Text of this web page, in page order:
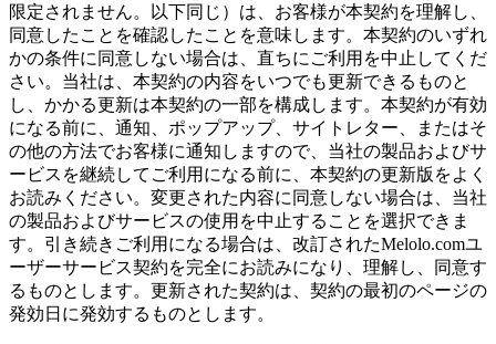
限定されません。以下同じ）は、お客様が本契約を理解し、
同意したことを確認したことを意味します。本契約のいずれ
かの条件に同意しない場合は、直ちにご利用を中止してくだ
さい。当社は、本契約の内容をいつでも更新できるものと
し、かかる更新は本契約の一部を構成します。本契約が有効
になる前に、通知、ポップアップ、サイトレター、またはそ
の他の方法でお客様に通知しますので、当社の製品およびサ
ービスを継続してご利用になる前に、本契約の更新版をよく
お読みください。変更された内容に同意しない場合は、当社
の製品およびサービスの使用を中止することを選択できま
す。引き続きご利用になる場合は、改訂されたMelolo.comユ
ーザーサービス契約を完全にお読みになり、理解し、同意す
るものとします。更新された契約は、契約の最初のページの
発効日に発効するものとします。